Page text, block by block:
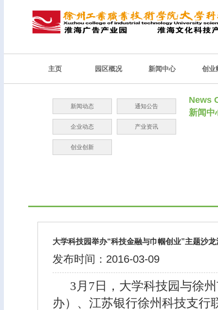
主页 园区概况 新闻中心 创业
新闻动态 通知公告
企业动态 产业资讯
创业创新
News
新闻中
大学科技园举办“科技金融与巾帼创业”主题沙龙
发布时间：2016-03-09
3月7日，大学科技园与徐
办）、江苏银行徐州科技支行